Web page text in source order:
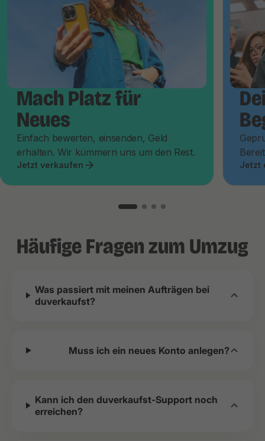
Mach Platz für
Neues
Einfach bewerten, einsenden, Geld
erhalten. Wir kümmern uns um den Rest.
Jetzt verkaufen Jetzt
Häufige Fragen zum Umzug
Was passiert mit meinen Aufträgen bei
duverkaufst?
Muss ich ein neues Konto anlegen?
Kann ich den duverkaufst-Support noch
erreichen?